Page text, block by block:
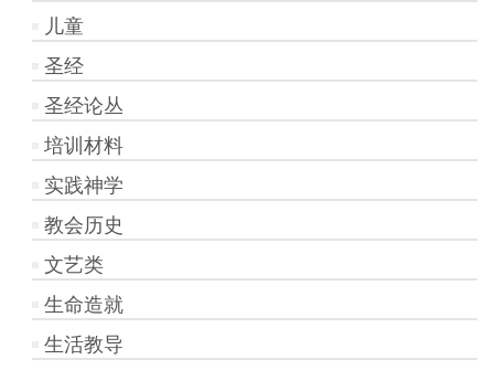
儿童
圣经
圣经论丛
培训材料
实践神学
教会历史
文艺类
生命造就
生活教导